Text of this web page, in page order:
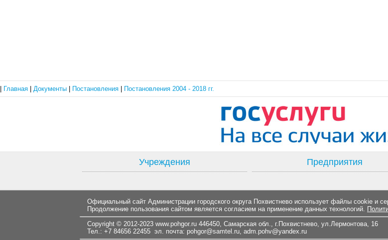
Главная Документы Постановления Постановления 2004 - 2018 гг.
Учреждения Предприятия
Официальный сайт Администрации городского округа Похвистнево использует файлы cookie и
Продолжение пользования сайтом является согласием на применение данных технологий.
Copyright © 2012-2023 www.pohgor.ru 446450, Самарская обл., г.Похвистнево, ул.Лермонтова, 16
Тел.: +7 84656 22455 эл. почта: pohgor@samtel.ru, adm.pohv@yandex.ru